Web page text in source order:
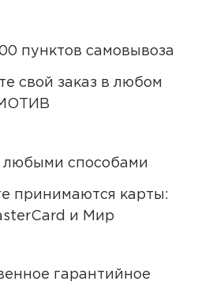
пунктов самовывоза
свой заказ в любом
любыми способами
принимаются карты:
и Мир
гарантийное